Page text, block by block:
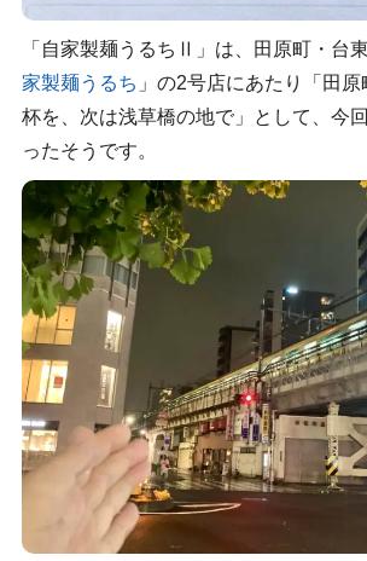
「自家製麺うるちⅡ」は、田原町・台
家製麺うるち 」の2号店にあたり「田
杯を、次は浅草橋の地で」として、今
ったそうです。